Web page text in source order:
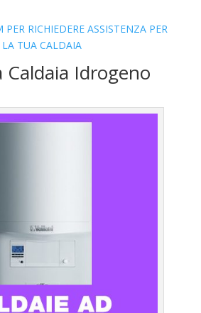
RICHIEDERE ASSISTENZA PER
LA TUA CALDAIA
Caldaia Idrogeno